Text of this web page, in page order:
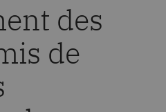
des
de